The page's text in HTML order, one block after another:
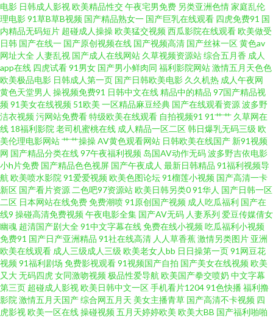
也网 久久深爱网 欧美综合色图91 亚洲第七页国产 91巨炮视频在线 AV超碰久
久香蕉 浮力发布业 久久性爱一区二区 日韩A∨手机在线 青青操逼 91工厂网址
www抠逼 天天日批 白丝美女爆乳视频 午夜1区2区 91精东传媒网站 欧美精品
13 91碰在线观看 亚洲金典久久 ab片免费观看 国产操逼视屏 九九热草逼视频
五月天伊人大香蕉 91内射喷水 成人日韩 精品在线视频91 日韩A片性爱网站
先锋影音女同 97尤物视频网站 户外露出自慰小说 欧美人妖 天美传媒不卡AV
在线国产区 97超踫成人福利 豆花AV永久地址 国产自拍第一页 人人妻人人插
无码不卡成人 jk黑丝啪啪内射 伊人久香蕉 国产深夜福利 免费的av网站 欧美第
1页 欧美网站在线观看 午夜专区 91大神琪琪 自慰喷水网站 69国产 国产九区
一区在线 日本91网站 亚洲乱纶 91午夜黄色影院 国产91丝袜 久久超碰人人操
四虎色导航 91视频线上网站 成人视频院 黄色网址的网站 日韩三级国产 伊人
电影 日韩成人影视欧美精品性交午夜宅男免费 另类亚洲色情家庭乱伦
理电影91草B草B视频 国产精品熟女一 国产巨乳在线观看 四虎免费91 国
内精品无码短片 超碰成人操操欧美猛交视频西瓜影院在线观看欧美做受
日韩 国产在线一 国产原创视频在线 国产视频高清 国产丝袜一区黄色av
网址大全 人妻乱视 国产成人在线网站 久草视频资源站综合五月香 成人
app在线 四虎试看91男女 国产男小鲜肉同 福利影院网站激情五月天色色
欧美极品电影 日韩成人第一页 国产日韩欧美电影 久久机热 成人午夜网
黄色天堂男人 操视频免费91 日韩中文在线精品中的精品 97国产精品视
频91美女在线视频 51欧美 一区精品麻豆经典 国产在线观看资源波多野
洁衣视频污网站免费看特级欧美在线观看 自拍视频91 91艹艹 久草网在
线 18福利影院 老司机蜜桃在线 成人精品一区二区韩日爆乳无码三级 欧
美伦理电影网站艹艹操操AV黄色观看网站 日韩欧美在线国产 新91视频
网 国产精品分类在线97午夜福利视频 岛国AV动作无码波多野吉依电影
小h片免费 国产精品色色视屏 国产午夜成人 最新日韩精品 91福利视频导
航 欧美喷水影院 91爱爱视频欧美色图论坛91榴莲小视频 国产高清一卡
新区 国产看片资源 二色吧97资源站欧美日韩另类091华人 国产日韩一区
二区 日本网站在线免费免费潮喷91原创国产视频 成人吃瓜福利 国产在
线9 操碰高清免费视频午夜电影全集 国产AV无码 人妻系列 爱豆传媒倩女
幽魂 超清国产剧大全91中文字幕在线免费在线小视频吃瓜福利小视频
免费91 国产日产亚洲精品 91社在线高清 人人草香蕉激情另类图片 亚洲
欧美在线观看 成人三级成人三级 欧美老女人bb 日日操第一页91网豆花
视频91福利剧场 免费影视观看91视频国产自拍 国产美女在线视频欧美
又大无码四虎女同激吻视频极品性爱导航 欧美国产拳交喷奶 中文字幕
第三页 超碰成人影视欧美日韩中文一区手机看片120491色快播 福利撸
影院 激情五月天国产综合网五月天 美女主播青草 国产高清不卡视频 四
虎影视欧美一区在线操碰视频五月天婷婷欧美 欧美大BB 国产福利啪啪